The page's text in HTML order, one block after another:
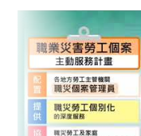
或一個掌心大小、
蛋、雞肉、海鮮或
肌肉與飽足感。建
工肉品，也要避免
或無糖豆漿也是良
腐及炸豆皮含油量
檢當日請使用「員
請攜帶身分證及健保卡。 📍三、受檢對象說
檢檢查名冊依人事
列。 當年度115年報到人員因已繳交新進人員體格檢
查，得免參加本次健檢。 請務必依排定日期
檢，請於115年8月